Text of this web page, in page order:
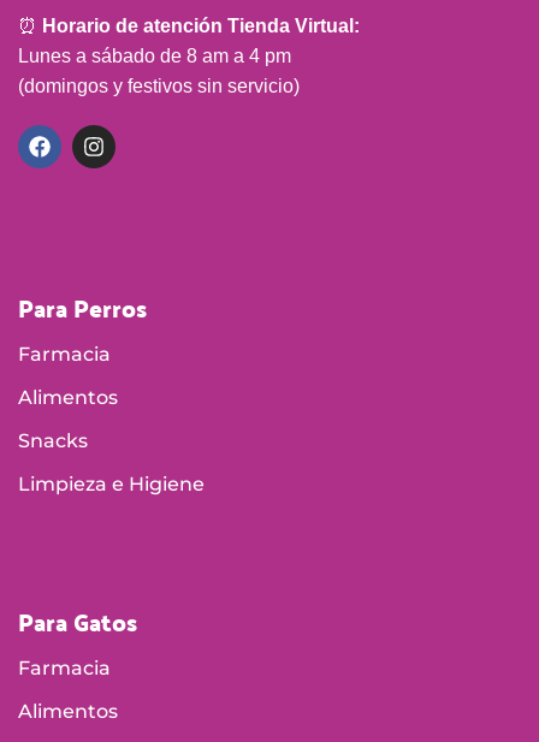
⏰ Horario de atención Tienda Virtual:
Lunes a sábado de 8 am a 4 pm
(domingos y festivos sin servicio)
Para Perros
Farmacia
Alimentos
Snacks
Limpieza e Higiene
Para Gatos
Farmacia
Alimentos